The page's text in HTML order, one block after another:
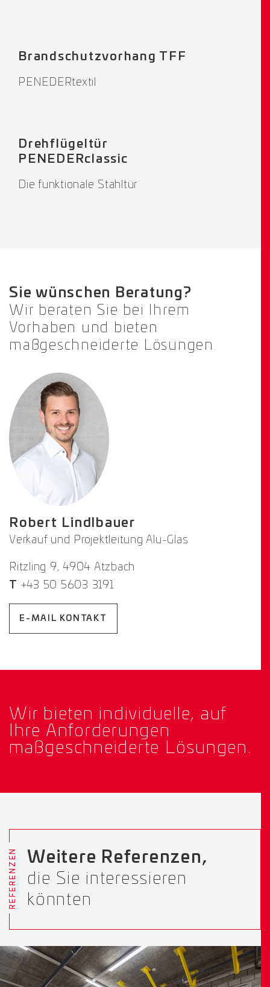
Brandschutzvorhang TFF
PENEDERtextil
Drehflügeltür
PENEDERclassic
Die funktionale Stahltür
Sie wünschen Beratung?
Wir beraten Sie bei Ihrem
Vorhaben und bieten
maßgeschneiderte Lösungen.
Robert Lindlbauer
Verkauf und Projektleitung Alu-Glas
Ritzling 9, 4904 Atzbach
+43 50 5603 3191
E-MAIL KONTAKT
Wir bieten individuelle, auf
Ihre Anforderungen
maßgeschneiderte Lösungen.
REFERENZEN
Weitere Referenzen,
die Sie interessieren
könnten